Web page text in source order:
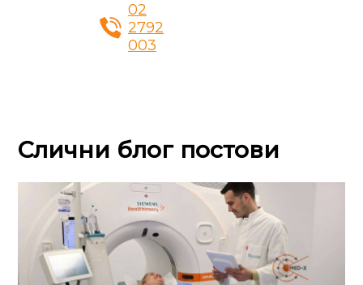
02
2792
003
Слични блог постови